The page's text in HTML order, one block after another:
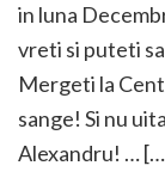
in luna
vreti si puteti
Mergeti la
sange! Si nu
Alexandru! …